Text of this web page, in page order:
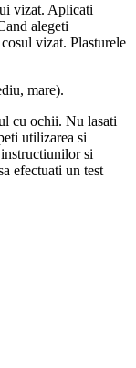
vizat. Aplicati
alegeti
vizat. Plasturele
mare).
cu ochii. Nu lasati
utilizarea si
si
efectuati un test